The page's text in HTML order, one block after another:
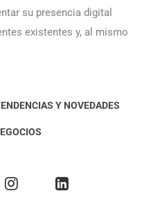
su presencia digital
existentes y, al mismo
Y NOVEDADES